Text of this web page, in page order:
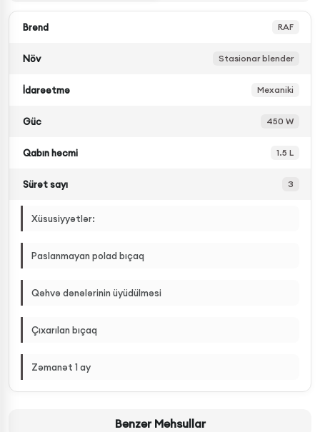
Brend RAF
Növ Stasionar blender
İdarəetmə Mexaniki
Güc 450 W
Qabın həcmi 1.5 L
Sürət sayı 3
Xüsusiyyətlər:
Paslanmayan polad bıçaq
Qəhvə dənələrinin üyüdülməsi
Çıxarılan bıçaq
Zəmanət 1 ay
Bənzər Məhsullar